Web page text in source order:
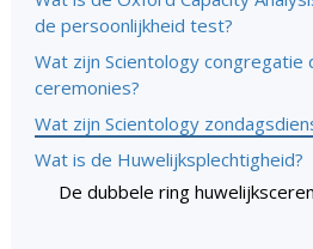
de persoonlijkheid test?
Wat zijn Scientology congregatie
ceremonies?
Wat zijn Scientology
Wat is de Huwelijksplechtigheid?
De dubbele ring